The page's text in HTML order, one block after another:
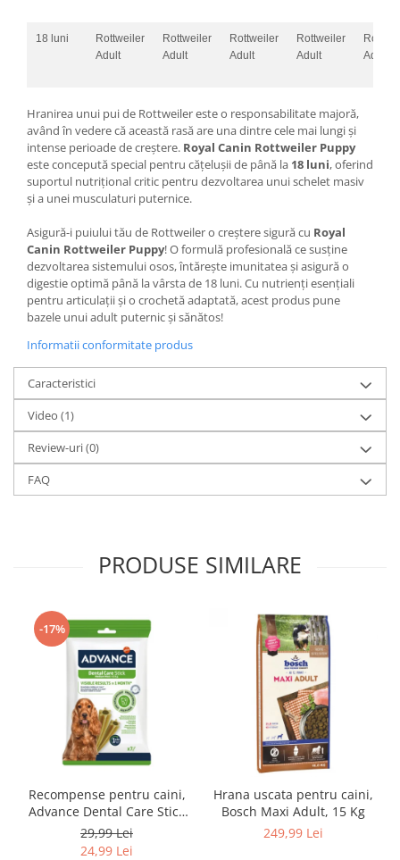
18 luni
Rottweiler
Adult
Rottweiler
Adult
Rottweiler
Adult
Rottweiler
Adult
Adult
Hranirea unui pui de Rottweiler este o responsabilitate majoră,
având în vedere că această rasă are una dintre cele mai lungi și
intense perioade de creștere. Royal Canin Rottweiler Puppy
este concepută special pentru cățelușii de până la 18 luni, oferind
suportul nutrițional critic pentru dezvoltarea unui schelet masiv
și a unei musculaturi puternice.
Asigură-i puiului tău de Rottweiler o creștere sigură cu Royal
Canin Rottweiler Puppy! O formulă profesională ce susține
dezvoltarea sistemului osos, întărește imunitatea și asigură o
digestie optimă până la vârsta de 18 luni. Cu nutrienți esențiali
pentru articulații și o crochetă adaptată, acest produs pune
bazele unui adult puternic și sănătos!
Informatii conformitate produs
Caracteristici
Video (1)
Review-uri(0)
FAQ
PRODUSE SIMILARE
-17%
Recompense pentru caini,
Advance Dental Care Stick
Medium/Maxi, 180g
29,99 Lei
24,99 Lei
Hrana uscata pentru caini,
Bosch Maxi Adult, 15 Kg
249,99 Lei